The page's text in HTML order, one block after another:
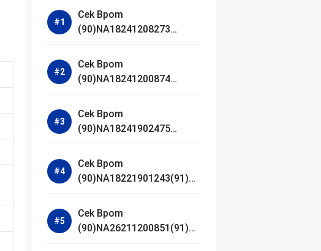
Cek Bpom
(90)NA18241208273
Bright Radiance Face
Wash
Cek Bpom
(90)NA18241200874
Acne Calm Micellar Water
Cek Bpom
(90)NA18241902475
Cek Bpom
(90)NA18221901243(91)25
Serum
Cek Bpom
(90)NA26211200851(91)24